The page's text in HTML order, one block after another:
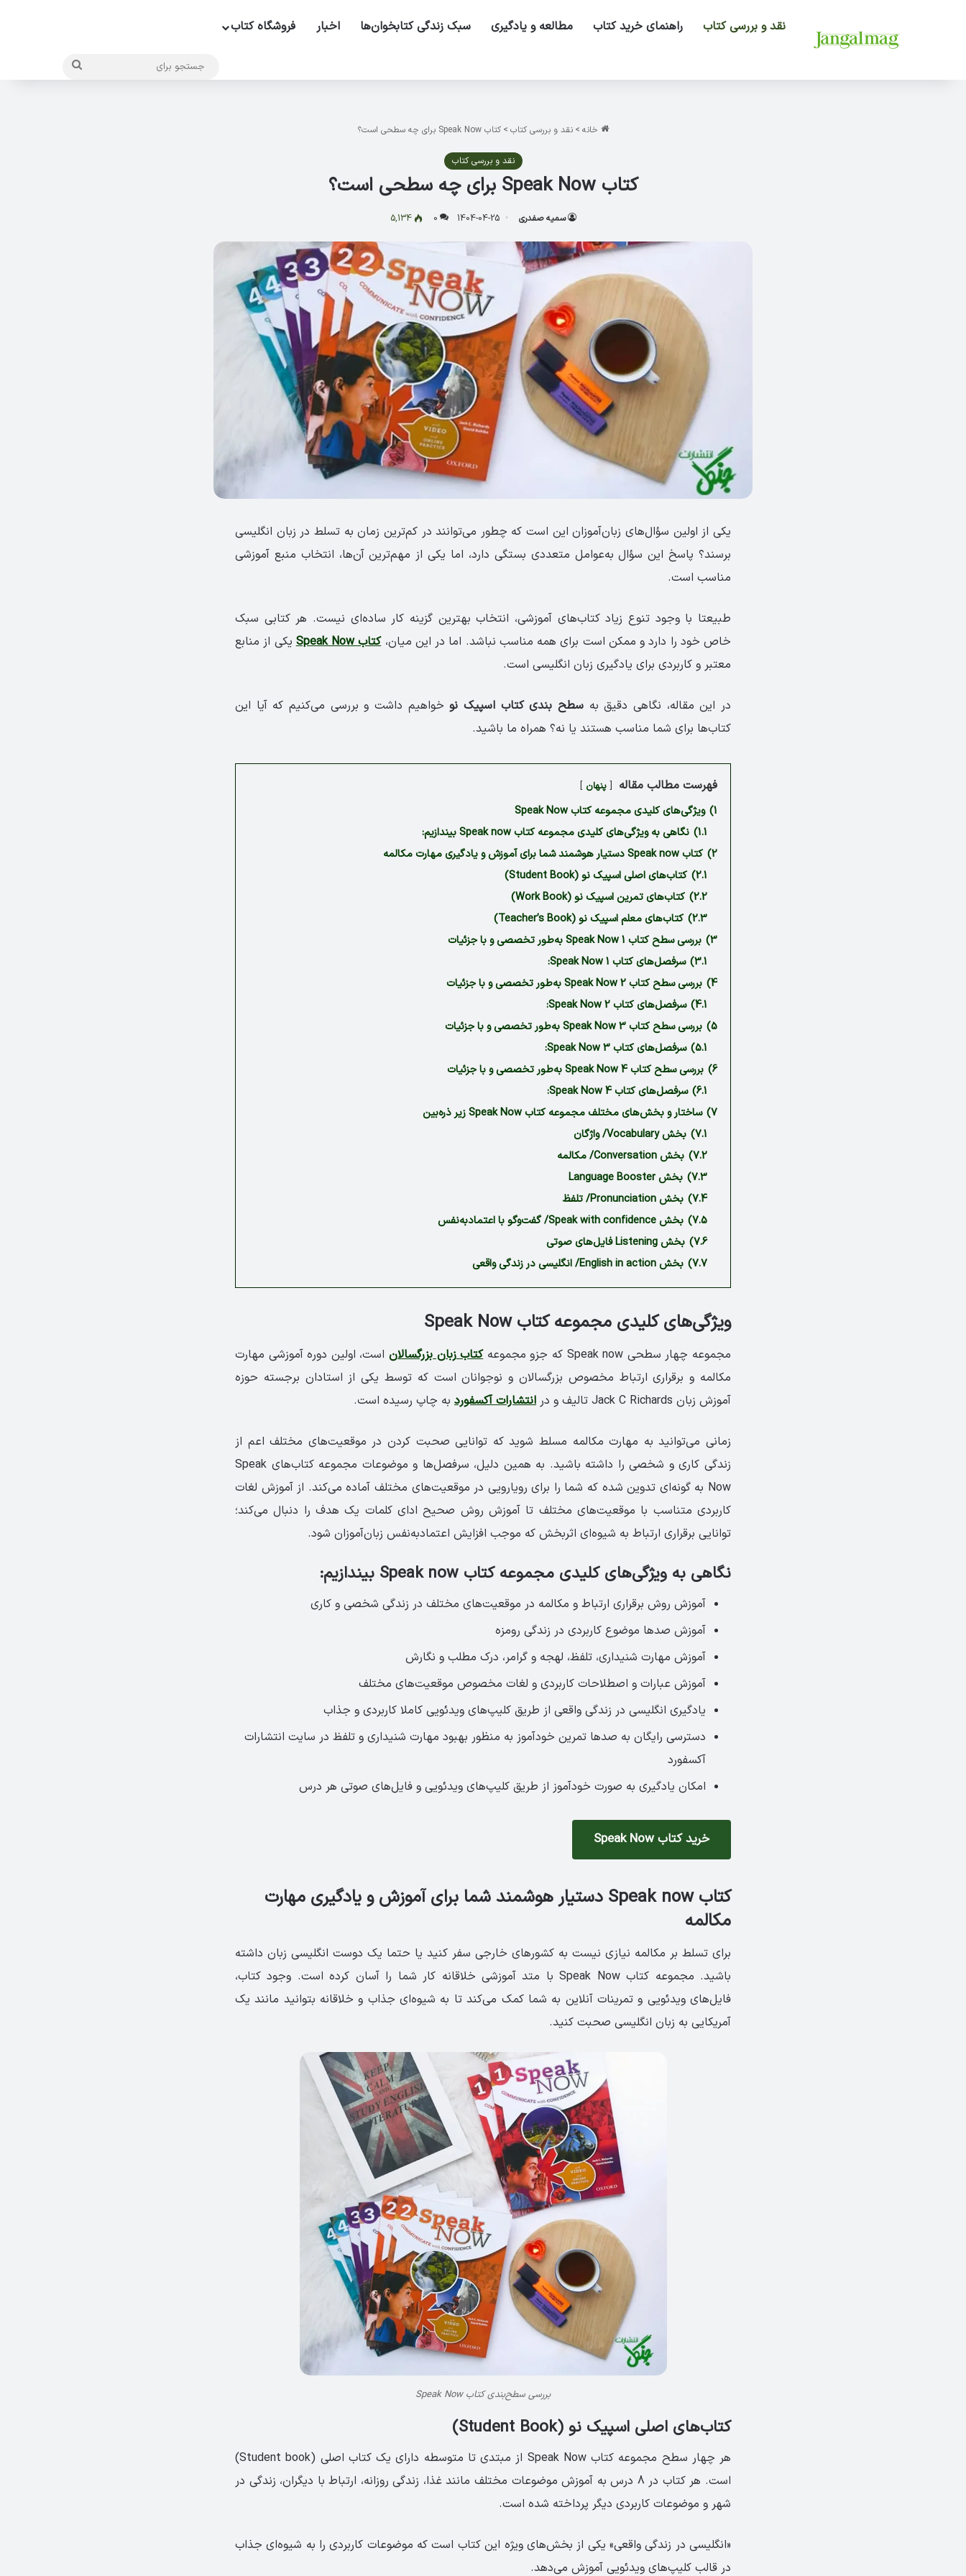
نقد و بررسی کتاب راهنمای خرید کتاب مطالعه و یادگیری سبک زندگی کتابخوان‌ها اخبار فروشگاه کتاب
جستجو
خانه > نقد و بررسی کتاب > کتاب Speak Now برای چه سطحی است؟
نقد و بررسی کتاب
کتاب Speak Now برای چه سطحی است؟
سمیه صفدری 1404-04-25
0
5,134
یکی از اولین سؤال‌های زبان‌آموزان این است که چطور می‌توانند در کم‌ترین زمان به تسلط در زبان انگلیسی
برسند؟ پاسخ این سؤال به‌عوامل متعددی بستگی دارد، اما یکی از مهم‌ترین آن‌ها، انتخاب منبع آموزشی
مناسب است.
طبیعتا با وجود تنوع زیاد کتاب‌های آموزشی، انتخاب بهترین گزینه کار ساده‌ای نیست. هر کتابی سبک
خاص خود را دارد و ممکن است برای همه مناسب نباشد. اما در این میان،کتاب Speak Now
یکی از منابع
معتبر و کاربردی برای یادگیری زبان انگلیسی است.
در این مقاله، نگاهی دقیق به سطح بندی کتاب اسپیک نوخواهیم داشت و بررسی می‌کنیم که آیا این
کتاب‌ها برای شما مناسب هستند یا نه؟ همراه ما باشید.
فهرست مطالب مقاله پنهان
1) ویژگی‌های کلیدی مجموعه کتاب Speak Now
1.1) نگاهی به ویژگی‌های کلیدی مجموعه کتاب Speak now بیندازیم:
2) کتاب Speak now دستیار هوشمند شما برای آموزش و یادگیری مهارت مکالمه
2.1) کتاب‌های اصلی اسپیک نو (Student Book)
2.2) کتاب‌های تمرین اسپیک نو (Work Book)
2.3) کتاب‌های معلم اسپیک نو (Teacher’s Book)
3) بررسی سطح کتاب Speak Now 1 به‌طور تخصصی و با جزئیات
3.1) سرفصل‌های کتاب Speak Now 1:
4) بررسی سطح کتاب Speak Now 2 به‌طور تخصصی و با جزئیات
4.1) سرفصل‌های کتاب Speak Now 2:
5) بررسی سطح کتاب Speak Now 3 به‌طور تخصصی و با جزئیات
5.1) سرفصل‌های کتاب Speak Now 3:
6) بررسی سطح کتاب Speak Now 4 به‌طور تخصصی و با جزئیات
6.1) سرفصل‌های کتاب Speak Now 4:
7) ساختار و بخش‌های مختلف مجموعه کتاب Speak Now زیر ذره‌بین
7.1) بخش Vocabulary/ واژگان
7.2) بخش Conversation/ مکالمه
7.3) بخش Language Booster
7.4) بخش Pronunciation/ تلفظ
7.5) بخش Speak with confidence/ گفت‌وگو با اعتمادبه‌نفس
7.6) بخش Listening فایل‌های صوتی
7.7) بخش English in action/ انگلیسی در زندگی واقعی
ویژگی‌های کلیدی مجموعه کتاب Speak Now
مجموعه چهار سطحی Speak now که جزو مجموعه کتاب زبان بزرگسالان است، اولین دوره آموزشی مهارت
مکالمه و برقراری ارتباط مخصوص بزرگسالان و نوجوانان است که توسط یکی از استادان برجسته حوزه
آموزش زبان Jack C Richards تالیف و در
انتشارات آکسفورد به چاپ رسیده است.
زمانی می‌توانید به مهارت مکالمه مسلط شوید که توانایی صحبت کردن در موقعیت‌های مختلف اعم از
زندگی کاری و شخصی را داشته باشید. به همین دلیل، سرفصل‌ها و موضوعات مجموعه کتاب‌های Speak
Now به گونه‌ای تدوین شده که شما را برای رویارویی در موقعیت‌های مختلف آماده می‌کند. از آموزش لغات
کاربردی متناسب با موقعیت‌های مختلف تا آموزش روش صحیح ادای کلمات یک هدف را دنبال می‌کند؛
توانایی برقراری ارتباط به شیوه‌ای اثربخش که موجب افزایش اعتمادبه‌نفس زبان‌آموزان شود.
نگاهی به ویژگی‌های کلیدی مجموعه کتاب Speak now بیندازیم:
آموزش روش برقراری ارتباط و مکالمه در موقعیت‌های مختلف در زندگی شخصی و کاری
آموزش صدها موضوع کاربردی در زندگی رومزه
آموزش مهارت شنیداری، تلفظ، لهجه و گرامر، درک مطلب و نگارش
آموزش عبارات و اصطلاحات کاربردی و لغات مخصوص موقعیت‌های مختلف
یادگیری انگلیسی در زندگی واقعی از طریق کلیپ‌های ویدئویی کاملا کاربردی و جذاب
دسترسی رایگان به صدها تمرین خودآموز به منظور بهبود مهارت شنیداری و تلفظ در سایت انتشارات
آکسفورد
امکان یادگیری به صورت خودآموز از طریق کلیپ‌های ویدئویی و فایل‌های صوتی هر درس
خرید کتاب Speak Now
کتاب Speak now دستیار هوشمند شما برای آموزش و یادگیری مهارت
مکالمه
برای تسلط بر مکالمه نیازی نیست به کشورهای خارجی سفر کنید یا حتما یک دوست انگلیسی زبان داشته
باشید. مجموعه کتاب Speak Now با متد آموزشی خلاقانه کار شما را آسان کرده است. وجود کتاب،
فایل‌های ویدئویی و تمرینات آنلاین به شما کمک می‌کند تا به شیوه‌ای جذاب و خلاقانه بتوانید مانند یک
آمریکایی به زبان انگلیسی صحبت کنید.
بررسی سطح‌بندی کتاب Speak Now
کتاب‌های اصلی اسپیک نو (Student Book)
هر چهار سطح مجموعه کتاب Speak Now از مبتدی تا متوسطه دارای یک کتاب اصلی (Student book)
است. هر کتاب در 8 درس به آموزش موضوعات مختلف مانند غذا، زندگی روزانه، ارتباط با دیگران، زندگی در
شهر و موضوعات کاربردی دیگر پرداخته شده است.
«انگلیسی در زندگی واقعی» یکی از بخش‌های ویژه این کتاب است که موضوعات کاربردی را به شیوه‌ای جذاب
در قالب کلیپ‌های ویدئویی آموزش می‌دهد.